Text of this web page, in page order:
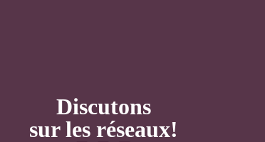
Discutons
sur les réseaux!